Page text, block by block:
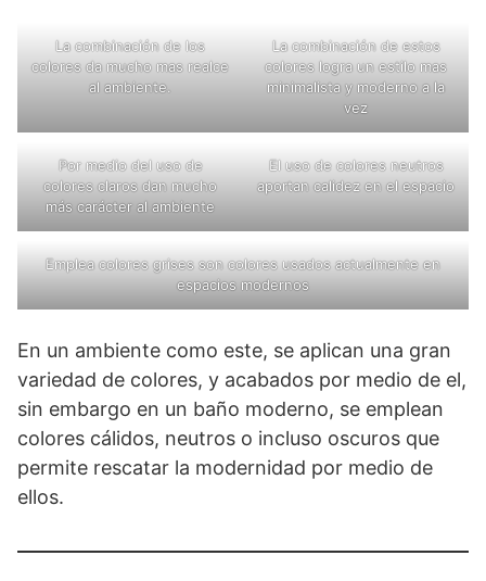
La combinación de los
colores da mucho mas realce
al ambiente.
La combinación de estos
colores logra un estilo mas
minimalista y moderno a la
vez
Por medio del uso de
colores claros dan mucho
más carácter al ambiente
El uso de colores neutros
aportan calidez en el espacio
Emplea colores grises son colores usados actualmente en
espacios modernos
En un ambiente como este, se aplican una gran
variedad de colores, y acabados por medio de el,
sin embargo en un baño moderno, se emplean
colores cálidos, neutros o incluso oscuros que
permite rescatar la modernidad por medio de
ellos.